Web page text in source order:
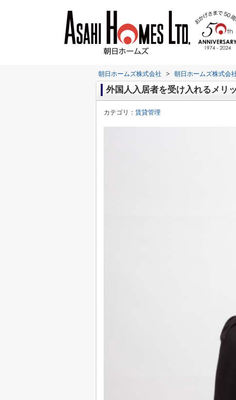
朝日ホームズ株式会社 > 朝日ホームズ株式会
外国人入居者を受け入れるメリ
カテゴリ： 賃貸管理